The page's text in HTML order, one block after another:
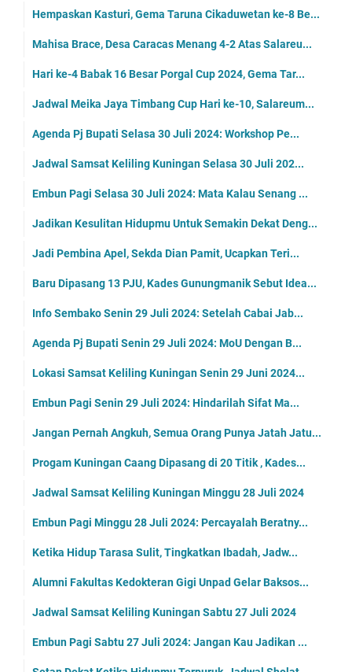
Hempaskan Kasturi, Gema Taruna Cikaduwetan ke-8 Be...
Mahisa Brace, Desa Caracas Menang 4-2 Atas Salareu...
Hari ke-4 Babak 16 Besar Porgal Cup 2024, Gema Tar...
Jadwal Meika Jaya Timbang Cup Hari ke-10, Salareum...
Agenda Pj Bupati Selasa 30 Juli 2024: Workshop Pe...
Jadwal Samsat Keliling Kuningan Selasa 30 Juli 202...
Embun Pagi Selasa 30 Juli 2024: Mata Kalau Senang ...
Jadikan Kesulitan Hidupmu Untuk Semakin Dekat Deng...
Jadi Pembina Apel, Sekda Dian Pamit, Ucapkan Teri...
Baru Dipasang 13 PJU, Kades Gunungmanik Sebut Idea...
Info Sembako Senin 29 Juli 2024: Setelah Cabai Jab...
Agenda Pj Bupati Senin 29 Juli 2024: MoU Dengan B...
Lokasi Samsat Keliling Kuningan Senin 29 Juni 2024...
Embun Pagi Senin 29 Juli 2024: Hindarilah Sifat Ma...
Jangan Pernah Angkuh, Semua Orang Punya Jatah Jatu...
Progam Kuningan Caang Dipasang di 20 Titik , Kades...
Jadwal Samsat Keliling Kuningan Minggu 28 Juli 2024
Embun Pagi Minggu 28 Juli 2024: Percayalah Beratny...
Ketika Hidup Tarasa Sulit, Tingkatkan Ibadah, Jadw...
Alumni Fakultas Kedokteran Gigi Unpad Gelar Baksos...
Jadwal Samsat Keliling Kuningan Sabtu 27 Juli 2024
Embun Pagi Sabtu 27 Juli 2024: Jangan Kau Jadikan ...